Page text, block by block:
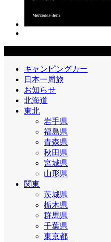
キャンピングカー
日本一周旅
お知らせ
北海道
東北
岩手県
福島県
青森県
秋田県
宮城県
山形県
関東
茨城県
栃木県
群馬県
千葉県
東京都